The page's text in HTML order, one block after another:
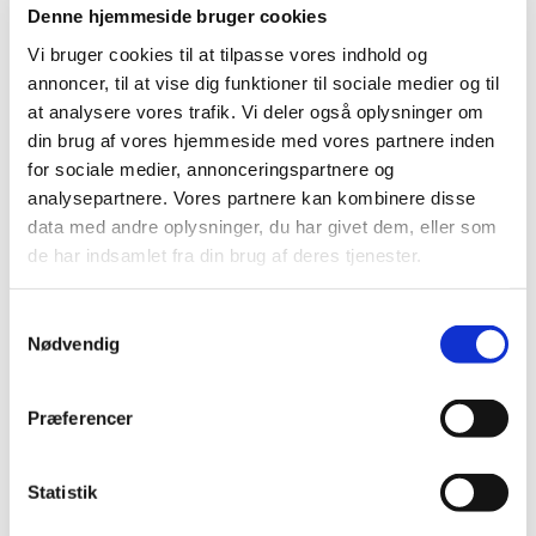
Denne hjemmeside bruger cookies
Vi bruger cookies til at tilpasse vores indhold og
annoncer, til at vise dig funktioner til sociale medier og til
at analysere vores trafik. Vi deler også oplysninger om
din brug af vores hjemmeside med vores partnere inden
for sociale medier, annonceringspartnere og
analysepartnere. Vores partnere kan kombinere disse
data med andre oplysninger, du har givet dem, eller som
de har indsamlet fra din brug af deres tjenester.
Nødvendig
Præferencer
Statistik
afgørelse om fremtidig tilskudsstatus for lægemidler i
Høring over Medicintilskudsnævnets
indstilling for glucosamin
|27. maj 2011
Medicintilskudsnævnet har revurderet tilskudsstatus for
lægemidler, der indeholder glucosamin. Lægemidlerne
Høring over Medicintilskudsnævnets
(lægemidler i ATC-gruppe N06A m.fl.)
Medicintilskudsnævnet har på Lægemiddelstyrelsens
foranledning revurderet tilskudsstatus for lægemidler i…
Lægemiddelstyrelsen indleder ad hoc
revurdering af tilskudsstatus for glucosamin